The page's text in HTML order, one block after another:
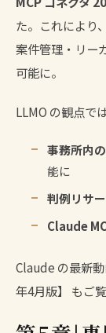
た。これにより
案件管理・リー
可能に。
LLMO の観点で
事務所内
能に
判例リサ
Claude
Claude の最新
年4月版】
もご